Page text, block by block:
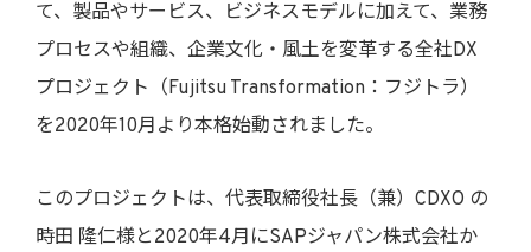
て、製品やサービス、ビジネスモデルに加えて、業務
プロセスや組織、企業文化・風土を変革する全社DX
プロジェクト（Fujitsu Transformation：フジトラ）
を2020年10月より本格始動されました。
このプロジェクトは、代表取締役社長（兼）CDXO の
時田 隆仁様と2020年4月にSAPジャパン株式会社か